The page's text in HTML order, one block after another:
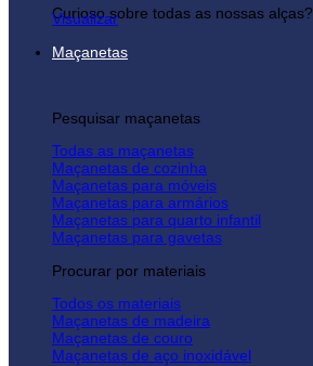
Curioso sobre todas as nossas alças?
Visualizar
Maçanetas
Pesquisar maçanetas
Todas as maçanetas
Maçanetas de cozinha
Maçanetas para móveis
Maçanetas para armários
Maçanetas para quarto infantil
Maçanetas para gavetas
Procurar por materiais
Todos os materiais
Maçanetas de madeira
Maçanetas de couro
Maçanetas de aço inoxidável